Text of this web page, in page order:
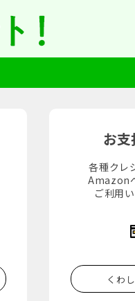
お
各種クレ
Amazon
ご利用
くわ